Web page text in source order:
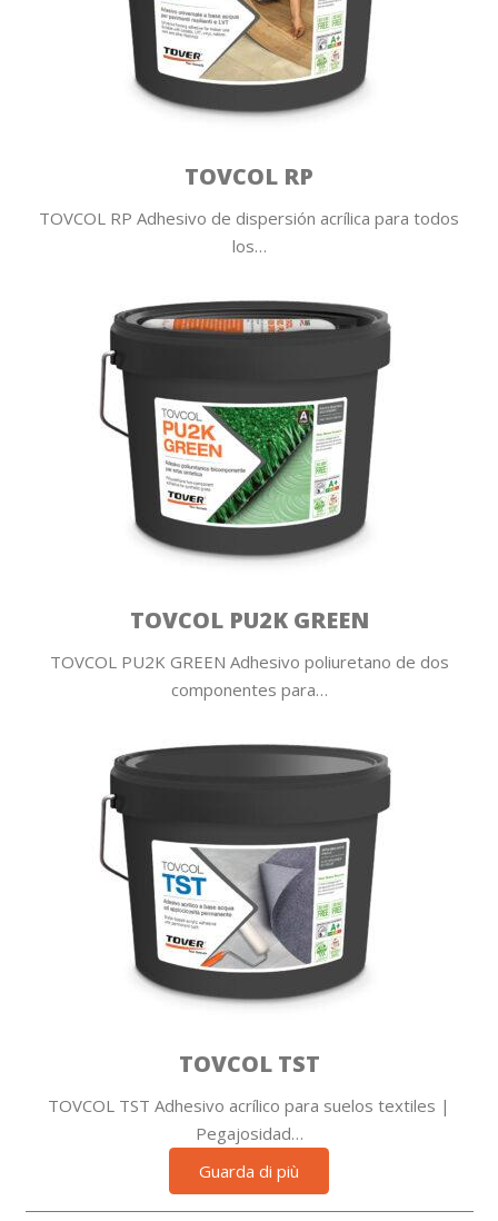
TOVCOL RP
TOVCOL RP Adhesivo de dispersión acrílica para todos
los…
TOVCOL PU2K GREEN
TOVCOL PU2K GREEN Adhesivo poliuretano de dos
componentes para…
TOVCOL TST
TOVCOL TST Adhesivo acrílico para suelos textiles |
Pegajosidad…
Guarda di più